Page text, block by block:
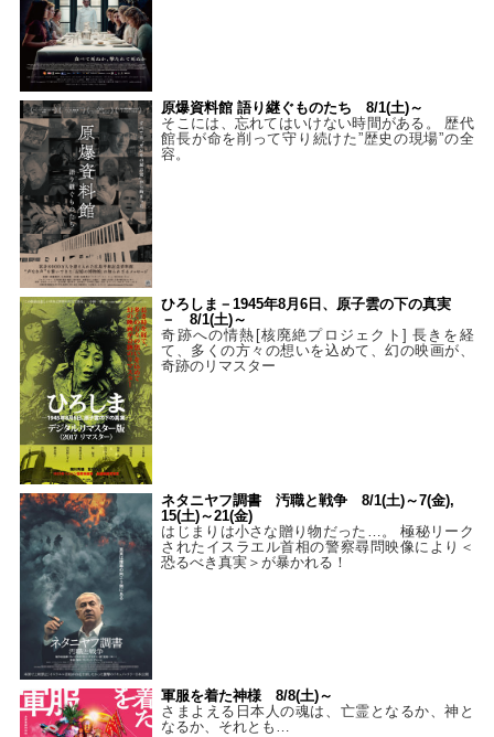
原爆資料館 語り継ぐものたち 8/1(土)～
そこには、忘れてはいけない時間がある。 歴代
館長が命を削って守り続けた”歴史の現場”の全
容。
ひろしま－1945年8月6日、原子雲の下の真実
－ 8/1(土)～
奇跡への情熱[核廃絶プロジェクト] 長きを経
て、多くの方々の想いを込めて、幻の映画が、
奇跡のリマスター
ネタニヤフ調書 汚職と戦争 8/1(土)～7(金),
15(土)～21(金)
はじまりは小さな贈り物だった…。 極秘リーク
されたイスラエル首相の警察尋問映像により＜
恐るべき真実＞が暴かれる！
軍服を着た神様 8/8(土)～
さまよえる日本人の魂は、亡霊となるか、神と
なるか、それとも…